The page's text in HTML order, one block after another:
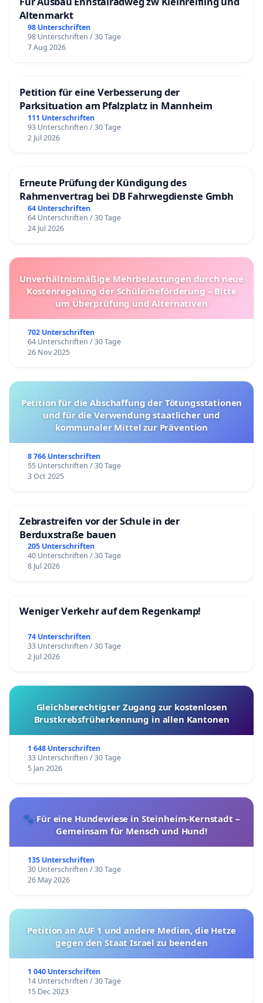
Altenmarkt
98 Unterschriften
98 Unterschriften / 30 Tage
7 Aug 2026
Petition für eine Verbesserung der
Parksituation am Pfalzplatz in Mannheim
111 Unterschriften
93 Unterschriften / 30 Tage
2 Jul 2026
Erneute Prüfung der Kündigung des
Rahmenvertrag bei DB Fahrwegdienste Gmbh
64 Unterschriften
64 Unterschriften / 30 Tage
24 Jul 2026
Unverhältnismäßige Mehrbelastungen durch neue
Kostenregelung der Schülerbeförderung – Bitte
um Überprüfung und Alternativen
702 Unterschriften
64 Unterschriften / 30 Tage
26 Nov 2025
Petition für die Abschaffung der Tötungsstationen
und für die Verwendung staatlicher und
kommunaler Mittel zur Prävention
8 766 Unterschriften
55 Unterschriften / 30 Tage
3 Oct 2025
Zebrastreifen vor der Schule in der
Berduxstraße bauen
205 Unterschriften
40 Unterschriften / 30 Tage
8 Jul 2026
Weniger Verkehr auf dem Regenkamp!
74 Unterschriften
33 Unterschriften / 30 Tage
2 Jul 2026
Gleichberechtigter Zugang zur kostenlosen
Brustkrebsfrüherkennung in allen Kantonen
1 648 Unterschriften
33 Unterschriften / 30 Tage
5 Jan 2026
🐾 Für eine Hundewiese in Steinheim-Kernstadt –
Gemeinsam für Mensch und Hund!
135 Unterschriften
30 Unterschriften / 30 Tage
26 May 2026
Petition an AUF 1 und andere Medien, die Hetze
gegen den Staat Israel zu beenden
1 040 Unterschriften
14 Unterschriften / 30 Tage
15 Dec 2023